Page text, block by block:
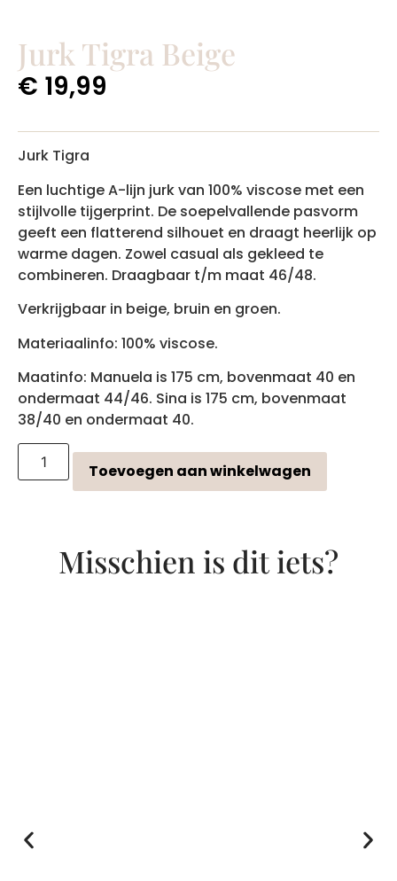
Jurk Tigra Beige
€ 19,99
Jurk Tigra
Een luchtige A-lijn jurk van 100% viscose met een
stijlvolle tijgerprint. De soepelvallende pasvorm
geeft een flatterend silhouet en draagt heerlijk op
warme dagen. Zowel casual als gekleed te
combineren. Draagbaar t/m maat 46/48.
Verkrijgbaar in beige, bruin en groen.
Materiaalinfo: 100% viscose.
Maatinfo: Manuela is 175 cm, bovenmaat 40 en
ondermaat 44/46. Sina is 175 cm, bovenmaat
38/40 en ondermaat 40.
Toevoegen aan winkelwagen
Misschien is dit iets?